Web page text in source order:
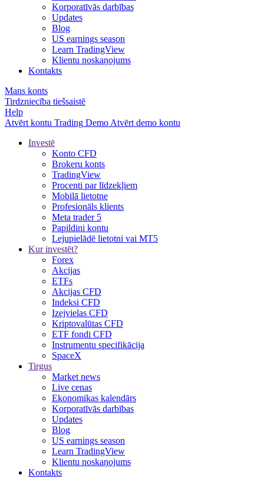
Korporatīvās darbības
Updates
Blog
US earnings season
Learn TradingView
Klientu noskaņojums
Kontakts
Mans konts
Tirdzniecība tiešsaistē
Help
Atvērt kontu Trading Demo Atvērt demo kontu
Investē
Konto CFD
Brokeru konts
TradingView
Procenti par līdzekļiem
Mobilā lietotne
Profesionāls klients
Meta trader 5
Papildini kontu
Lejupielādē lietotni vai MT5
Kur investēt?
Forex
Akcijas
ETFs
Akcijas CFD
Indeksi CFD
Izejvielas CFD
Kriptovalūtas CFD
ETF fondi CFD
Instrumentu specifikācija
SpaceX
Tirgus
Market news
Live cenas
Ekonomikas kalendārs
Korporatīvās darbības
Updates
Blog
US earnings season
Learn TradingView
Klientu noskaņojums
Kontakts